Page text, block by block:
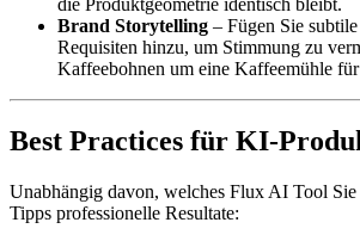
die Produktgeometrie identisch bleibt.
Brand Storytelling – Fügen Sie
Requisiten hinzu, um Stimmung zu
Kaffeebohnen um eine Kaffeemühle
Best Practices für KI-
Unabhängig davon, welches Flux AI Tool Sie
Tipps professionelle Resultate: